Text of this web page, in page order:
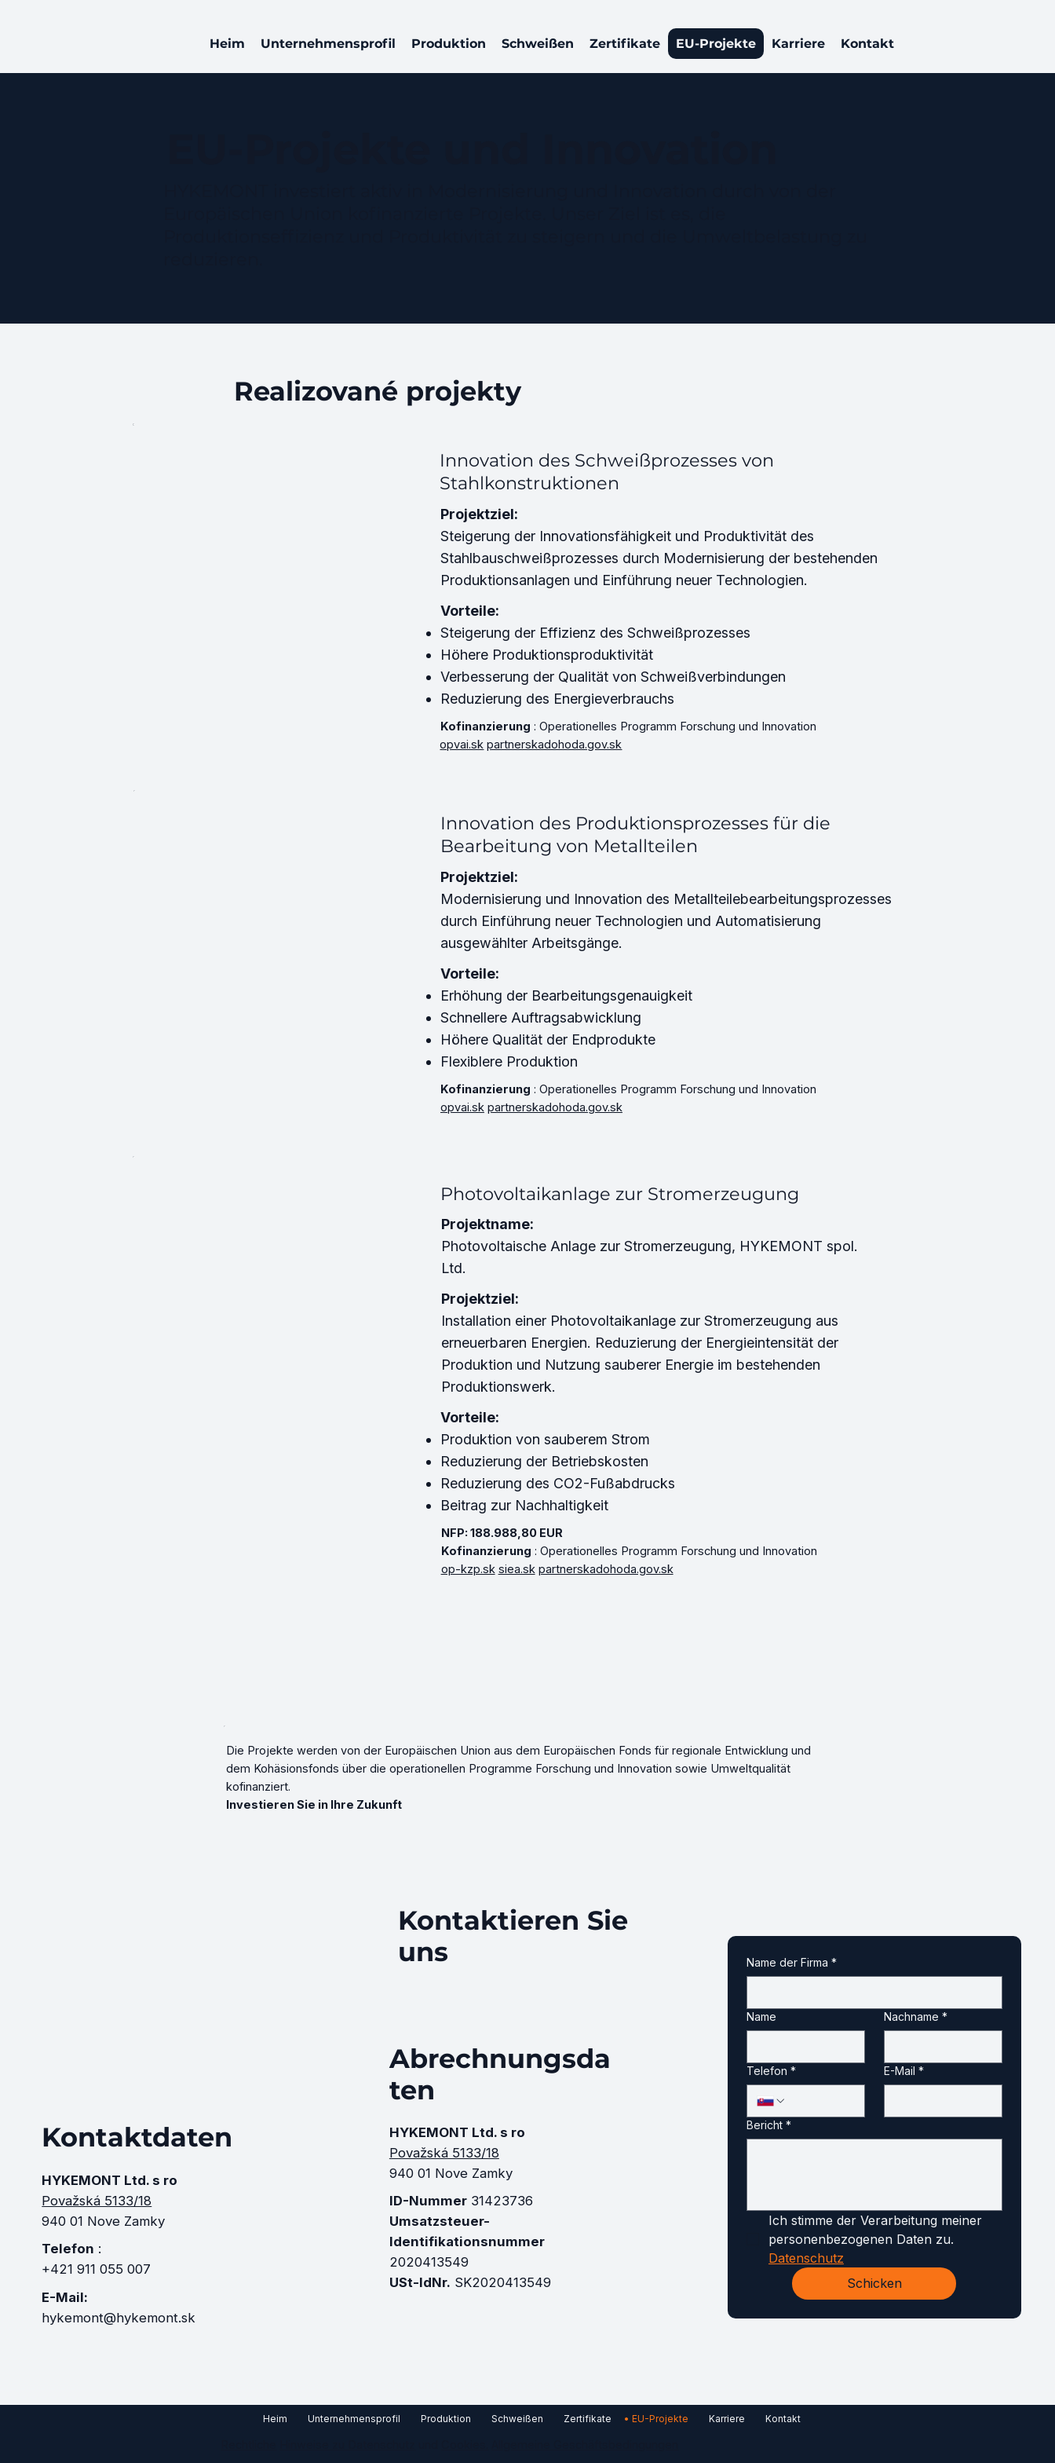
Heim Unternehmensprofil Produktion Schweißen Zertifikate EU-Projekte Karriere Kontakt
Realizované projekty
Innovation des Schweißprozesses von
Stahlkonstruktionen
Projektziel:
Steigerung der Innovationsfähigkeit und Produktivität des
Stahlbauschweißprozesses durch Modernisierung der bestehenden
Produktionsanlagen und Einführung neuer Technologien.
Vorteile:
Steigerung der Effizienz des Schweißprozesses
Höhere Produktionsproduktivität
Verbesserung der Qualität von Schweißverbindungen
Reduzierung des Energieverbrauchs
Kofinanzierung : Operationelles Programm Forschung und Innovation
opvai.sk partnerskadohoda.gov.sk
Innovation des Produktionsprozesses für die
Bearbeitung von Metallteilen
Projektziel:
Modernisierung und Innovation des Metallteilebearbeitungsprozesses
durch Einführung neuer Technologien und Automatisierung
ausgewählter Arbeitsgänge.
Vorteile:
Erhöhung der Bearbeitungsgenauigkeit
Schnellere Auftragsabwicklung
Höhere Qualität der Endprodukte
Flexiblere Produktion
Kofinanzierung : Operationelles Programm Forschung und Innovation
opvai.sk partnerskadohoda.gov.sk
Photovoltaikanlage zur Stromerzeugung
Projektname:
Photovoltaische Anlage zur Stromerzeugung, HYKEMONT spol.
Ltd.
Projektziel:
Installation einer Photovoltaikanlage zur Stromerzeugung aus
erneuerbaren Energien. Reduzierung der Energieintensität der
Produktion und Nutzung sauberer Energie im bestehenden
Produktionswerk.
Vorteile:
Produktion von sauberem Strom
Reduzierung der Betriebskosten
Reduzierung des CO2-Fußabdrucks
Beitrag zur Nachhaltigkeit
NFP: 188.988,80 EUR
Kofinanzierung : Operationelles Programm Forschung und Innovation
op-kzp.sk siea.sk partnerskadohoda.gov.sk
Die Projekte werden von der Europäischen Union aus dem Europäischen Fonds für regionale Entwicklung und
dem Kohäsionsfonds über die operationellen Programme Forschung und Innovation sowie Umweltqualität
kofinanziert.
Investieren Sie in Ihre Zukunft
Kontaktdaten
HYKEMONT Ltd. s ro
Považská 5133/18
940 01 Nove Zamky
Telefon :
+421 911 055 007
E-Mail:
hykemont@hykemont.sk
Kontaktieren Sie
uns
Abrechnungsda
ten
HYKEMONT Ltd. s ro
Považská 5133/18
940 01 Nove Zamky
ID-Nummer31423736
Umsatzsteuer-
Identifikationsnummer
2020413549
USt-IdNr. SK2020413549
Name der Firma *
Name Nachname *
Telefon * E-Mail *
Bericht *
Ich stimme der Verarbeitung meiner
Datenschutz
Schicken
Heim Unternehmensprofil Produktion Schweißen Zertifikate EU-Projekte Karriere Kontakt